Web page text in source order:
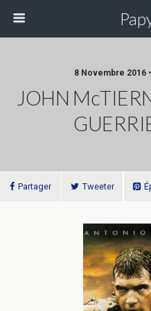
8 Novembre 2016
JOHN
Partager Tweeter